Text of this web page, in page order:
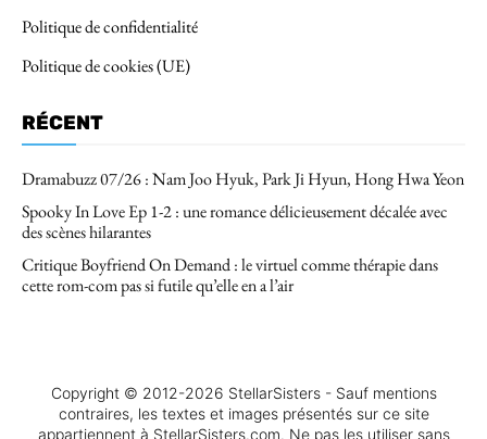
Politique de confidentialité
Politique de cookies (UE)
RÉCENT
Dramabuzz 07/26 : Nam Joo Hyuk, Park Ji Hyun, Hong Hwa Yeon
Spooky In Love Ep 1-2 : une romance délicieusement décalée avec
des scènes hilarantes
Critique Boyfriend On Demand : le virtuel comme thérapie dans
cette rom-com pas si futile qu’elle en a l’air
Copyright © 2012-2026 StellarSisters - Sauf mentions
contraires, les textes et images présentés sur ce site
appartiennent à StellarSisters.com. Ne pas les utiliser sans